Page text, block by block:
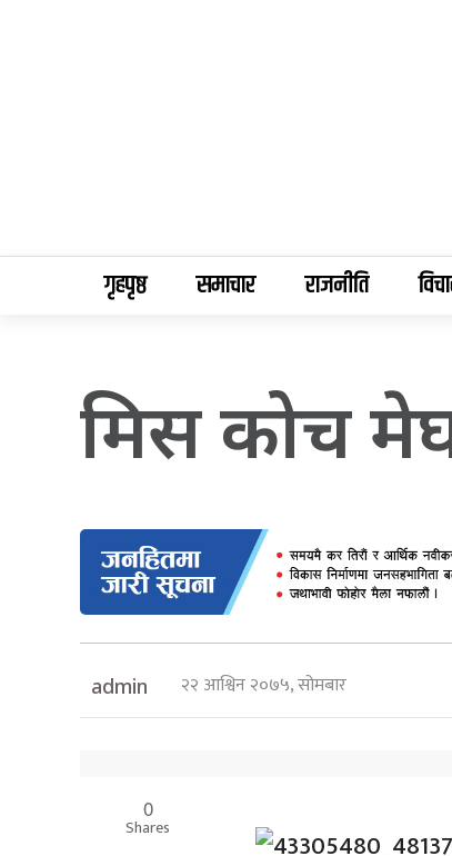
गृहपृष्ठ समाचार राजनीति
मिस कोच
admin २२ आश्विन २०७५, सोमबार
0
Shares